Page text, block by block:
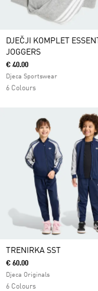
DJEČJI KOMPLET
JOGGERS
€ 40.00
Djeca Sportswear
6 Colours
TRENIRKA SST
€ 60.00
Djeca Originals
6 Colours